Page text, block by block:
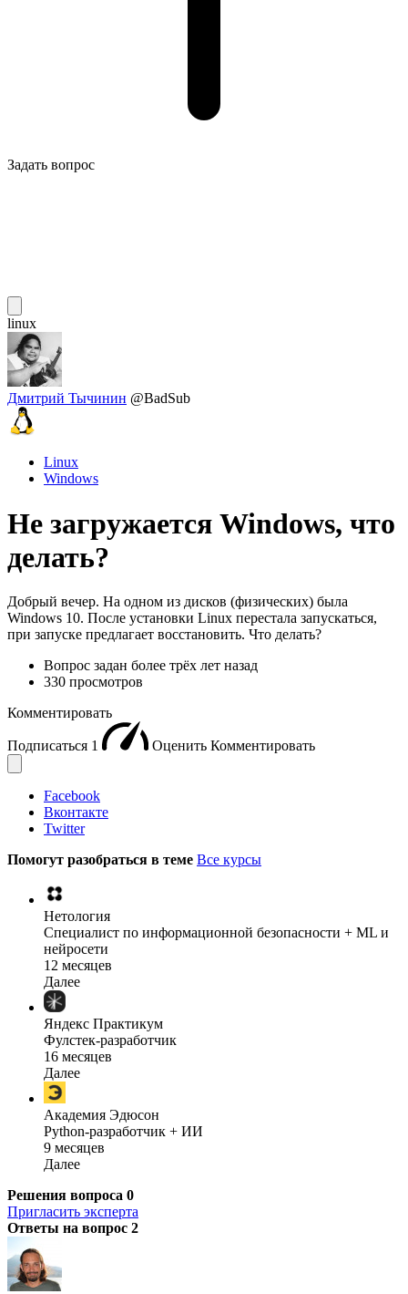
Задать вопрос
linux
Дмитрий Тычинин @BadSub
Linux
Windows
Не загружается Windows, что
делать?
Добрый вечер. На одном из дисков (физических) была
Windows 10. После установки Linux перестала запускаться,
при запуске предлагает восстановить. Что делать?
Вопрос задан более трёх лет назад
330 просмотров
Комментировать
Подписаться 1 Оценить Комментировать
Facebook
Вконтакте
Twitter
Помогут разобраться в теме Все курсы
Нетология
Специалист по информационной безопасности + ML и
нейросети
12 месяцев
Далее
Яндекс Практикум
Фулстек-разработчик
16 месяцев
Далее
Академия Эдюсон
Python-разработчик + ИИ
9 месяцев
Далее
Решения вопроса 0
Пригласить эксперта
Ответы на вопрос 2